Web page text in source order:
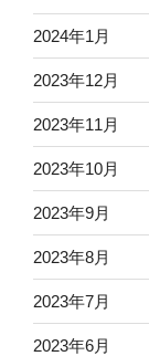
2024年1月
2023年12月
2023年11月
2023年10月
2023年9月
2023年8月
2023年7月
2023年6月